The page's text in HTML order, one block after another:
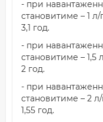
- при
становитиме – 1
3,1 год.
- при
становитиме – 1,5
2 год.
- при
становитиме – 2
1,55 год.